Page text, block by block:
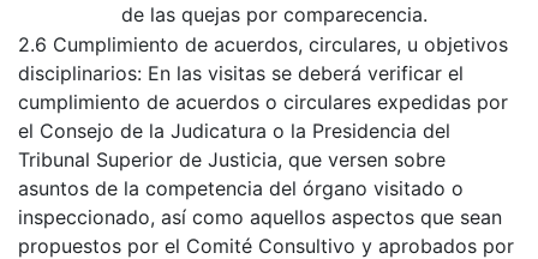
de las quejas por comparecencia.
2.6 Cumplimiento de acuerdos, circulares, u objetivos
disciplinarios: En las visitas se deberá verificar el
cumplimiento de acuerdos o circulares expedidas por
el Consejo de la Judicatura o la Presidencia del
Tribunal Superior de Justicia, que versen sobre
asuntos de la competencia del órgano visitado o
inspeccionado, así como aquellos aspectos que sean
propuestos por el Comité Consultivo y aprobados por